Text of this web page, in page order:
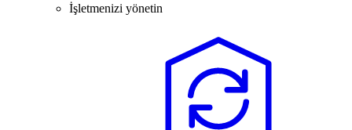
İşletmenizi yönetin